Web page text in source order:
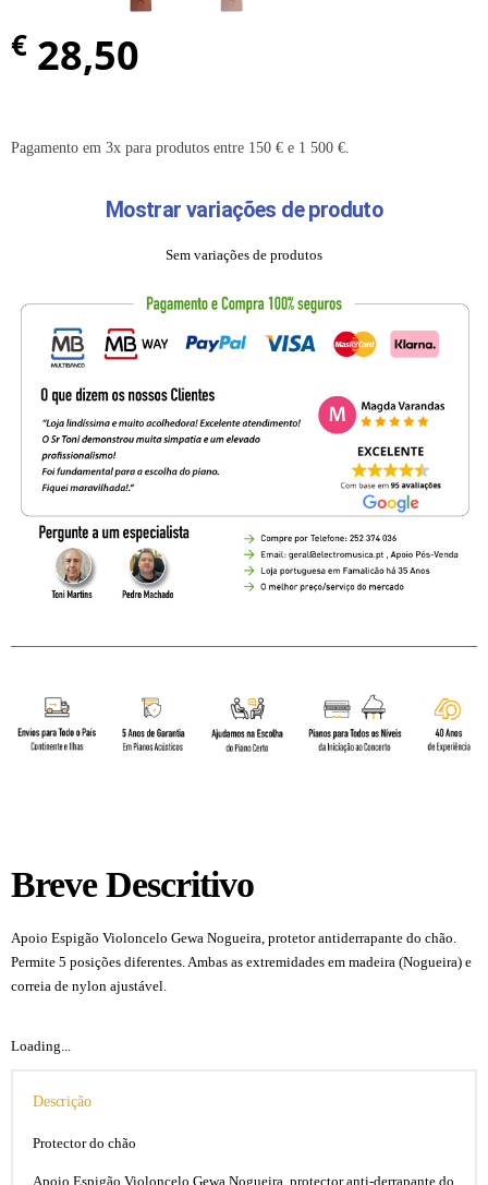
€ 28,50
Pagamento em 3x para produtos entre 150 € e 1 500 €.
Mostrar variações de produto
Sem variações de produtos
Breve Descritivo
Apoio Espigão Violoncelo Gewa Nogueira, protetor antiderrapante do chão.
Permite 5 posições diferentes. Ambas as extremidades em madeira (Nogueira) e
correia de nylon ajustável.
Loading...
Descrição
Protector do chão